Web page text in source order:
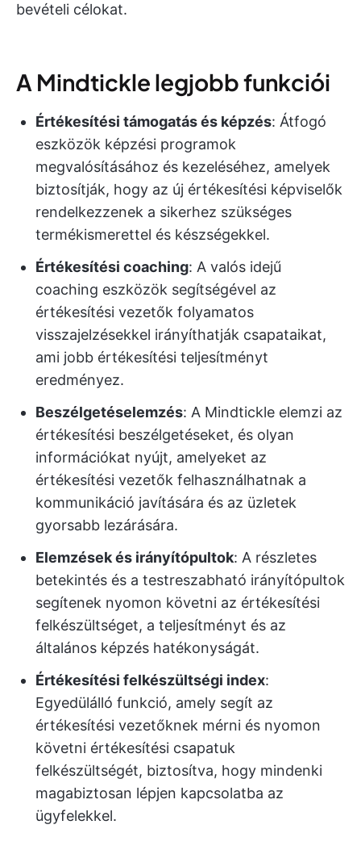
bevételi célokat.
A Mindtickle legjobb funkciói
Értékesítési támogatás és képzés: Átfogó
eszközök képzési programok
megvalósításához és kezeléséhez, amelyek
biztosítják, hogy az új értékesítési képviselők
rendelkezzenek a sikerhez szükséges
termékismerettel és készségekkel.
Értékesítési coaching: A valós idejű
coaching eszközök segítségével az
értékesítési vezetők folyamatos
visszajelzésekkel irányíthatják csapataikat,
ami jobb értékesítési teljesítményt
eredményez.
Beszélgetéselemzés: A Mindtickle elemzi az
értékesítési beszélgetéseket, és olyan
információkat nyújt, amelyeket az
értékesítési vezetők felhasználhatnak a
kommunikáció javítására és az üzletek
gyorsabb lezárására.
Elemzések és irányítópultok: A részletes
betekintés és a testreszabható irányítópultok
segítenek nyomon követni az értékesítési
felkészültséget, a teljesítményt és az
általános képzés hatékonyságát.
Értékesítési felkészültségi index:
Egyedülálló funkció, amely segít az
értékesítési vezetőknek mérni és nyomon
követni értékesítési csapatuk
felkészültségét, biztosítva, hogy mindenki
magabiztosan lépjen kapcsolatba az
ügyfelekkel.